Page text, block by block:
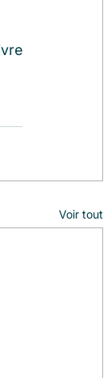
Voir tout